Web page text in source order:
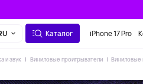
Каталог iPhone 17 Pro
и звук Виниловые проигрыватели Виниловые